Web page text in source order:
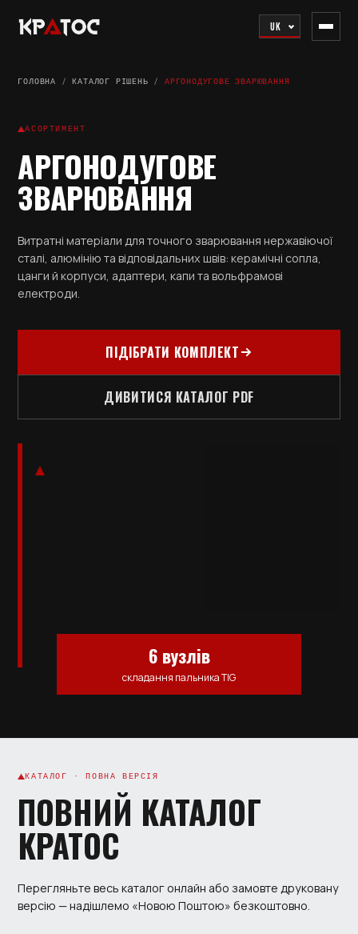
UK
ГОЛОВНА /КАТАЛОГ РІШЕНЬ /АРГОНОДУГОВЕ ЗВАРЮВАННЯ
АСОРТИМЕНТ
АРГОНОДУГОВЕ
ЗВАРЮВАННЯ
Витратні матеріали для точного зварювання нержавіючої
сталі, алюмінію та відповідальних швів: керамічні сопла,
цанги й корпуси, адаптери, капи та вольфрамові
електроди.
ПІДІБРАТИ КОМПЛЕКТ
ДИВИТИСЯ КАТАЛОГ PDF
6 вузлів
складання пальника TIG
КАТАЛОГ · ПОВНА ВЕРСІЯ
ПОВНИЙ КАТАЛОГ
КРАТОС
Перегляньте весь каталог онлайн або замовте друковану
версію — надішлемо «Новою Поштою» безкоштовно.